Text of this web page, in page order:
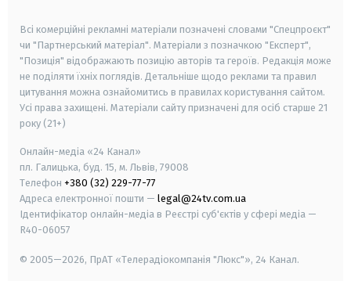
Всі комерційні рекламні матеріали позначені словами "Спецпроєкт"
чи "Партнерський матеріал". Матеріали з позначкою "Експерт",
"Позиція" відображають позицію авторів та героїв. Редакція може
не поділяти їхніх поглядів. Детальніше щодо реклами та правил
цитування можна ознайомитись в правилах користування сайтом.
Усі права захищені. Матеріали сайту призначені для осіб старше 21
року (21+)
Онлайн-медіа «24 Канал»
пл. Галицька, буд. 15, м. Львів, 79008
Телефон +380 (32) 229-77-77
Адреса електронної пошти — legal@24tv.com.ua
Ідентифікатор онлайн-медіа в Реєстрі суб'єктів у сфері медіа —
R40-06057
© 2005—2026, ПрАТ «Телерадіокомпанія "Люкс"», 24 Канал.